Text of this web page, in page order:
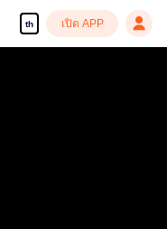
th เปิด APP